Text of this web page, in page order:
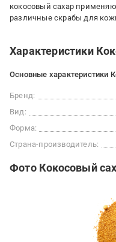
кокосовый сахар
различные скрабы для
Характеристики
Основные характеристики
Бренд:
Вид:
Форма:
Страна-производитель:
Фото Кокосовый